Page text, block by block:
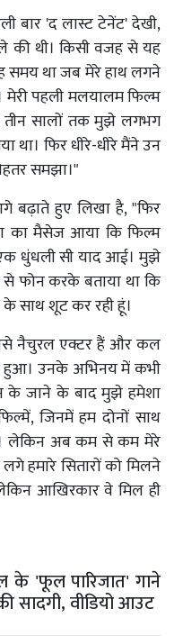
बार 'द लास्ट टेनेंट' देखी,
की थी। किसी वजह से यह
समय था जब मेरे हाथ लगने
मेरी पहली मलयालम फिल्म
तीन सालों तक मुझे लगभग
था। फिर धीरे-धीरे मैंने उन
समझा।"
बढ़ाते हुए लिखा है, "फिर
का मैसेज आया कि फिल्म
धुंधली सी याद आई। मुझे
फोन करके बताया था कि
साथ शूट कर रही हूं।
नैचुरल एक्टर हैं और कल
हुआ। उनके अभिनय में कभी
के जाने के बाद मुझे हमेशा
जिनमें हम दोनों साथ
लेकिन अब कम से कम मेरे
हमारे सितारों को मिलने
आखिरकार वे मिल ही
'फूल पारिजात' गाने
सादगी, वीडियो आउट